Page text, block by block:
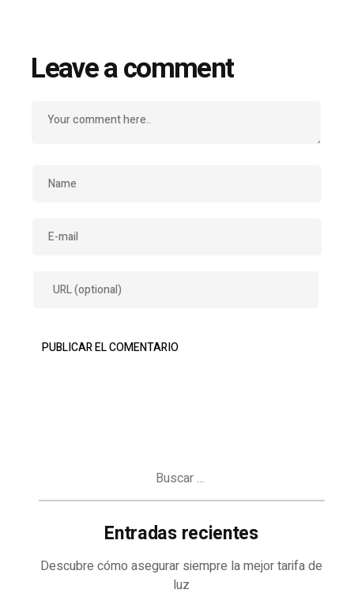
Leave a comment
Entradas recientes
Descubre cómo asegurar siempre la mejor tarifa de
luz